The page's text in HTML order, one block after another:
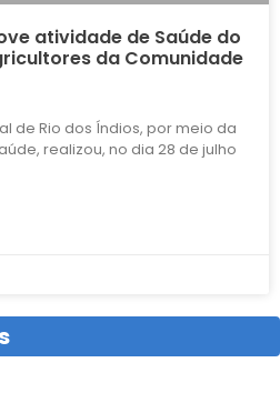
atividade de Saúde do
da Comunidade
de Rio dos Índios, por meio da
realizou, no dia 28 de julho